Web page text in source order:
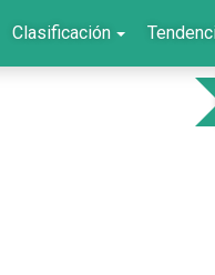
Clasificación